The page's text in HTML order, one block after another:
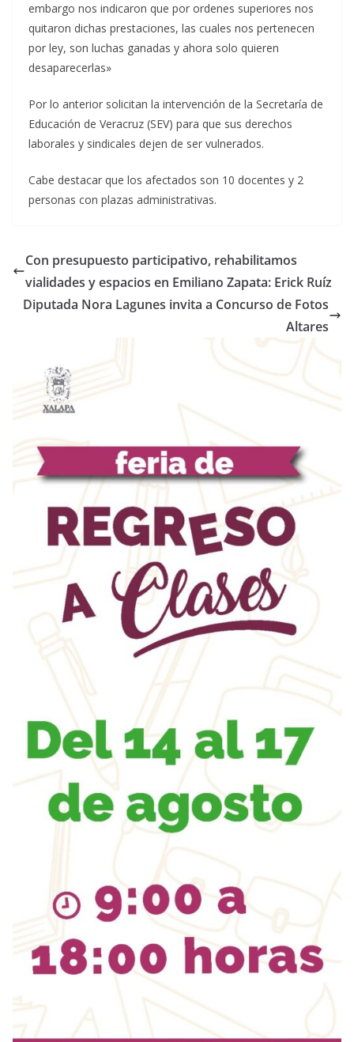
embargo nos indicaron que por ordenes superiores nos
quitaron dichas prestaciones, las cuales nos pertenecen
por ley, son luchas ganadas y ahora solo quieren
desaparecerlas»
Por lo anterior solicitan la intervención de la Secretaría de
Educación de Veracruz (SEV) para que sus derechos
laborales y sindicales dejen de ser vulnerados.
Cabe destacar que los afectados son 10 docentes y 2
personas con plazas administrativas.
Con presupuesto participativo, rehabilitamos
vialidades y espacios en Emiliano Zapata: Erick Ruíz
Diputada Nora Lagunes invita a Concurso de Fotos
Altares